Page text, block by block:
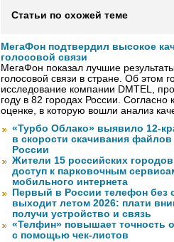
Статьи по схожей теме
МегаФон подтвердил высокое
голосовой связи
МегаФон показал лучшие
голосовой связи в стране. Об этом
исследование компании DMTEL,
году в 82 городах России. Согласно
оценке, в которую вошли анализ
«Турбо Облако» выявило 12-
в скорости скачивания файлов
России
Жители 15 российских
доступ к парковочным
мобильного интернета
Первый в России телефон без
выходит летом 2026: плати
получи устройство и связь
«Телфин» повышает точность
с помощью чек-листов